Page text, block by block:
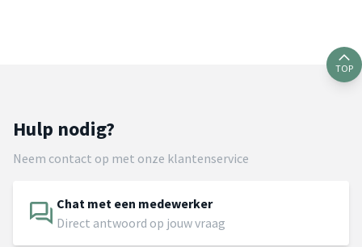
TOP
Hulp nodig?
Neem contact op met onze klantenservice
Chat met een medewerker
Direct antwoord op jouw vraag